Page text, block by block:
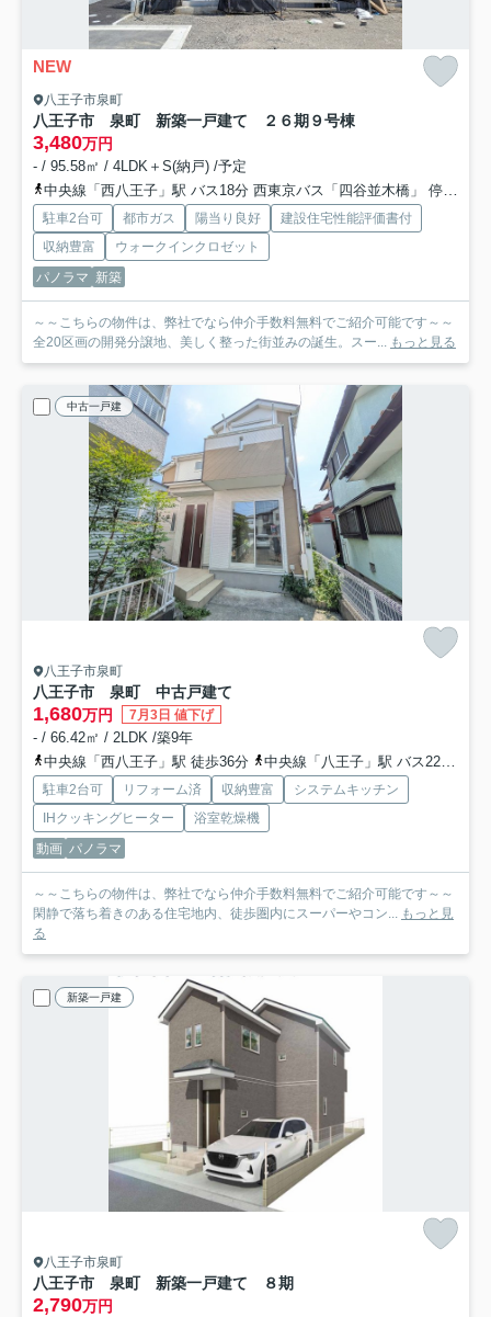
NEW
八王子市泉町
八王子市 泉町 新築一戸建て ２６期 ９号棟
3,480万円
- / 95.58㎡ / 4LDK＋S(納戸) /予定
中央線「西八王子」駅 バス18分 西東京バス「四谷並木橋」 停歩2分
駐車2台可 都市ガス 陽当り良好
建設住宅性能評価書付
収納豊富
ウォークインクロゼット
パノラマ 新築
～～こちらの物件は、弊社でなら仲介手数料無料でご紹介可能です～～
全20区画の開発分譲地、美しく整った街並みの誕生。スー...
もっと見る
中古一戸建
八王子市泉町
八王子市 泉町 中古戸建て
1,680万円 7月3日 値下げ
- / 66.42㎡ / 2LDK /築9年
中央線「西八王子」駅 徒歩36分
中央線「八王子」駅 バス22分 西東京バス「叶谷」 停歩11分
駐車2台可 リフォーム済 収納豊富
システムキッチン
IHクッキングヒーター
浴室乾燥機
動画 パノラマ
～～こちらの物件は、弊社でなら仲介手数料無料でご紹介可能です～～
閑静で落ち着きのある住宅地内、徒歩圏内にスーパーやコン...
もっと見
る
新築一戸建
八王子市泉町
八王子市 泉町 新築一戸建て ８期
2,790万円